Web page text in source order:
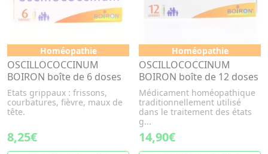
Homéopathie
OSCILLOCOCCINUM
BOIRON boîte de 6 doses
Etats grippaux : frissons,
courbatures, fièvre, maux de
tête.
8,25€
Homéopathie
OSCILLOCOCCINUM
BOIRON boîte de 12 doses
Médicament homéopathique
traditionnellement utilisé
dans le traitement des états
g...
14,90€